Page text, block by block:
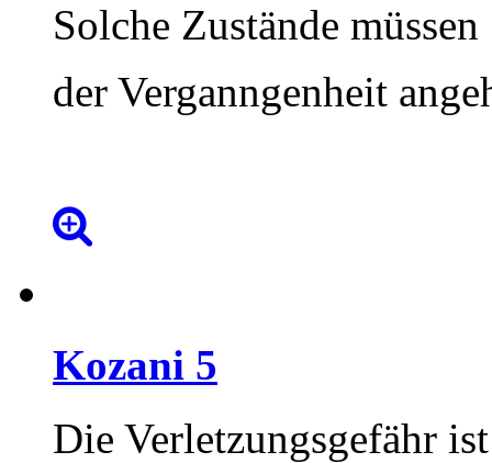
Solche Zustände müssen
der Verganngenheit
Kozani 5
Die Verletzungsgefähr